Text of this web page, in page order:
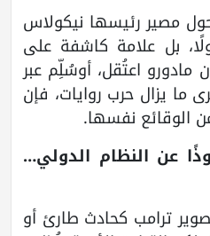
حول مصير رئيسها نيكولاس
بل علامة كاشفة على
مادورو اعتُقل، أوسُلِّم عبر
ما يزال حرب روايات، فإن
الوقائع نفسها.
عن النظام الدولي…
ترامب كحادث طارئ أو